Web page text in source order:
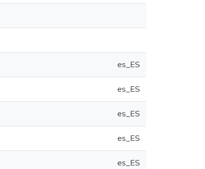
es_ES
es_ES
es_ES
es_ES
es_ES